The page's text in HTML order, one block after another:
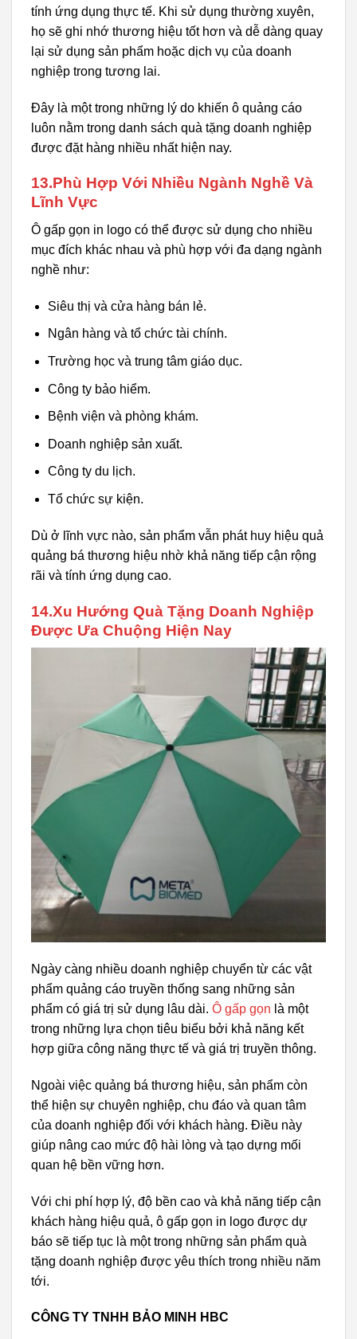
tính ứng dụng thực tế. Khi sử dụng thường xuyên,
họ sẽ ghi nhớ thương hiệu tốt hơn và dễ dàng quay
lại sử dụng sản phẩm hoặc dịch vụ của doanh
nghiệp trong tương lai.
Đây là một trong những lý do khiến ô quảng cáo
luôn nằm trong danh sách quà tặng doanh nghiệp
được đặt hàng nhiều nhất hiện nay.
13.Phù Hợp Với Nhiều Ngành Nghề Và
Lĩnh Vực
Ô gấp gọn in logo có thể được sử dụng cho nhiều
mục đích khác nhau và phù hợp với đa dạng ngành
nghề như:
Siêu thị và cửa hàng bán lẻ.
Ngân hàng và tổ chức tài chính.
Trường học và trung tâm giáo dục.
Công ty bảo hiểm.
Bệnh viện và phòng khám.
Doanh nghiệp sản xuất.
Công ty du lịch.
Tổ chức sự kiện.
Dù ở lĩnh vực nào, sản phẩm vẫn phát huy hiệu quả
quảng bá thương hiệu nhờ khả năng tiếp cận rộng
rãi và tính ứng dụng cao.
14.Xu Hướng Quà Tặng Doanh Nghiệp
Được Ưa Chuộng Hiện Nay
Ngày càng nhiều doanh nghiệp chuyển từ các vật
phẩm quảng cáo truyền thống sang những sản
phẩm có giá trị sử dụng lâu dài. Ô gấp gọn là một
trong những lựa chọn tiêu biểu bởi khả năng kết
hợp giữa công năng thực tế và giá trị truyền thông.
Ngoài việc quảng bá thương hiệu, sản phẩm còn
thể hiện sự chuyên nghiệp, chu đáo và quan tâm
của doanh nghiệp đối với khách hàng. Điều này
giúp nâng cao mức độ hài lòng và tạo dựng mối
quan hệ bền vững hơn.
Với chi phí hợp lý, độ bền cao và khả năng tiếp cận
khách hàng hiệu quả, ô gấp gọn in logo được dự
báo sẽ tiếp tục là một trong những sản phẩm quà
tặng doanh nghiệp được yêu thích trong nhiều năm
tới.
CÔNG TY TNHH BẢO MINH HBC